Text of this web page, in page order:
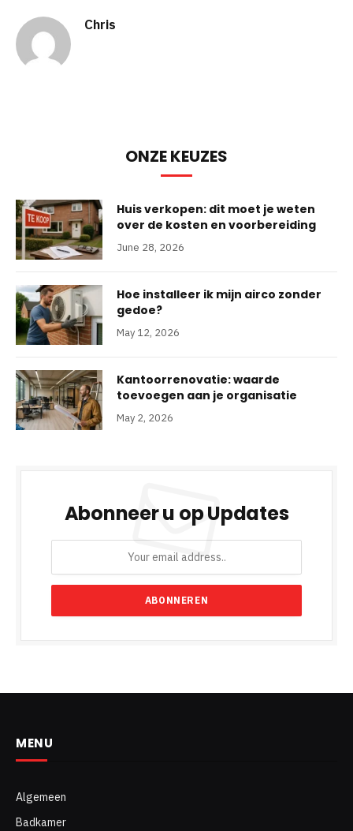
Chris
ONZE KEUZES
Huis verkopen: dit moet je weten
over de kosten en voorbereiding
June 28, 2026
Hoe installeer ik mijn airco zonder
gedoe?
May 12, 2026
Kantoorrenovatie: waarde
toevoegen aan je organisatie
May 2, 2026
Abonneer u op Updates
MENU
Algemeen
Badkamer